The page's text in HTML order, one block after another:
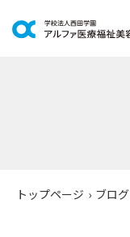
トップページ › ブログ